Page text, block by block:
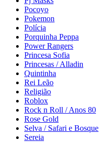
Pocoyo
Pokemon
Polícia
Porquinha Peppa
Power Rangers
Princesa Sofia
Princesas / Alladin
Quintinha
Rei Leão
Religião
Roblox
Rock n Roll / Anos 80
Rose Gold
Selva / Safari e Bosque
Sereia